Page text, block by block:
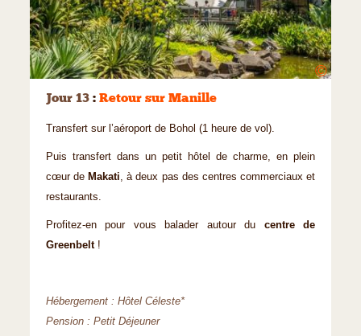
©
Jour 13 : Retour sur Manille
Transfert sur l’aéroport de Bohol (1 heure de vol).
Puis transfert dans un petit hôtel de charme, en plein
cœur de Makati, à deux pas des centres commerciaux et
restaurants.
Profitez-en pour vous balader autour du centre de
Greenbelt!
Hébergement : Hôtel Céleste*
Pension : Petit Déjeuner